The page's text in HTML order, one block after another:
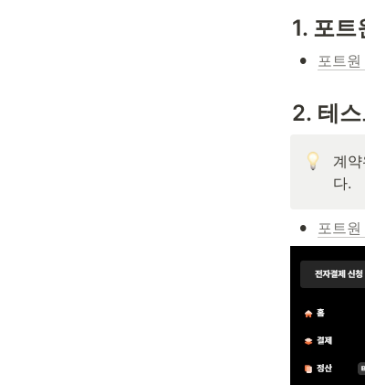
1. 포
• 포트
2. 테
계
다.
• 포트